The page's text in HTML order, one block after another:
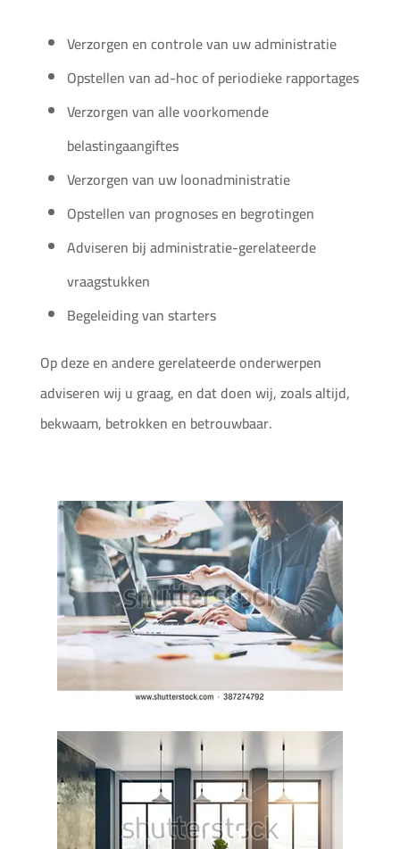
Verzorgen en controle van uw administratie
Opstellen van ad-hoc of periodieke rapportages
Verzorgen van alle voorkomende
belastingaangiftes
Verzorgen van uw loonadministratie
Opstellen van prognoses en begrotingen
Adviseren bij administratie-gerelateerde
vraagstukken
Begeleiding van starters
Op deze en andere gerelateerde onderwerpen
adviseren wij u graag, en dat doen wij, zoals altijd,
bekwaam, betrokken en betrouwbaar.